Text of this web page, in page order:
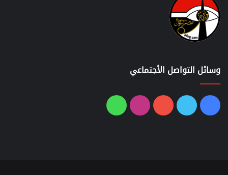
وسائل التواصل الأجتماعي
فيسبوك
تويتر يوتيوبانستقرامواتساب